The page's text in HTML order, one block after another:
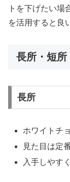
トを下げたい場
を活用すると良
長所・短所
長所
ホワイトチ
見た目は定
入手しやす